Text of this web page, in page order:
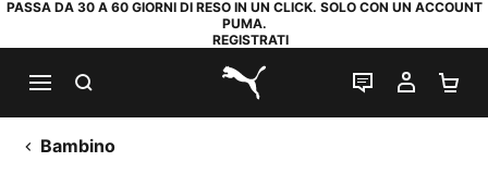
PASSA DA 30 A 60 GIORNI DI RESO IN UN CLICK. SOLO CON UN ACCOUNT
PUMA.
REGISTRATI
PUMA.com
CHAT IL MIO
Bambino